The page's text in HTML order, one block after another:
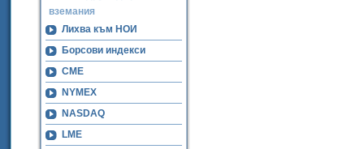
вземания
Лихва към НОИ
Борсови индекси
CME
NYMEX
NASDAQ
LME